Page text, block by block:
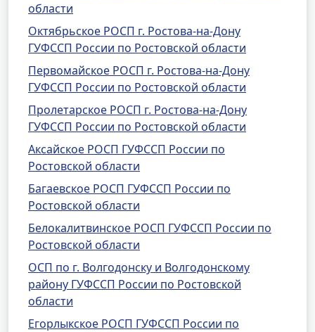
области
Октябрьское РОСП г. Ростова-на-Дону
ГУФССП России по Ростовской области
Первомайское РОСП г. Ростова-на-Дону
ГУФССП России по Ростовской области
Пролетарское РОСП г. Ростова-на-Дону
ГУФССП России по Ростовской области
Аксайское РОСП ГУФССП России по
Ростовской области
Багаевское РОСП ГУФССП России по
Ростовской области
Белокалитвинское РОСП ГУФССП России по
Ростовской области
ОСП по г. Волгодонску и Волгодонскому
району ГУФССП России по Ростовской
области
Егорлыкское РОСП ГУФССП России по